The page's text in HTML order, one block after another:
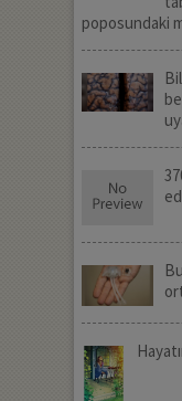
poposundaki